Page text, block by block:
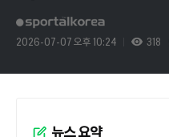
2026-07-07 오후 10:24 318
뉴스 요약